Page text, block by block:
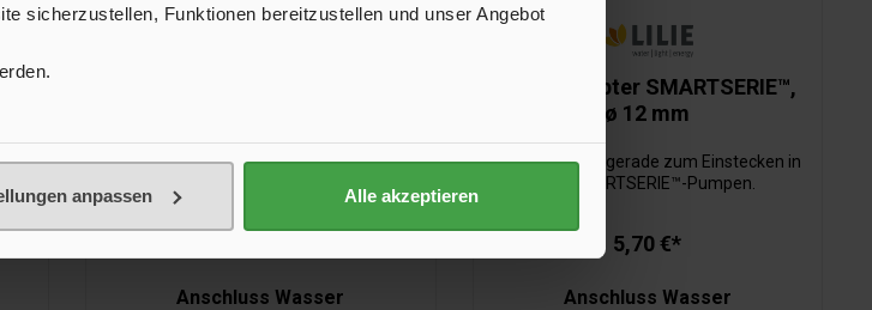
sicherzustellen, Funktionen bereitzustellen und unser Angebot
anpassen Alle akzeptieren
Quick Adapter gerade zum Einstecken in
Anschluss Wasser
Quick Adapter SMARTSERIE™,
ø 12 mm
Quick Adapter gerade zum Einstecken in
alle SMARTSERIE™-Pumpen.
5,70 €*
Anschluss Wasser